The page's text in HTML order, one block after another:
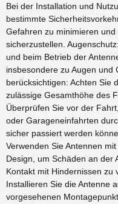
Bei der Installation und
bestimmte
Gefahren zu minimieren
sicherzustellen.
und beim Betrieb der
insbesondere zu Augen und
berücksichtigen: Achten Sie
zulässige Gesamthöhe des
Überprüfen Sie vor der
oder Garageneinfahrten
sicher passiert werden
Verwenden Sie Antennen
Design, um Schäden an der
Kontakt mit Hindernissen zu
Installieren Sie die Antenne
vorgesehenen